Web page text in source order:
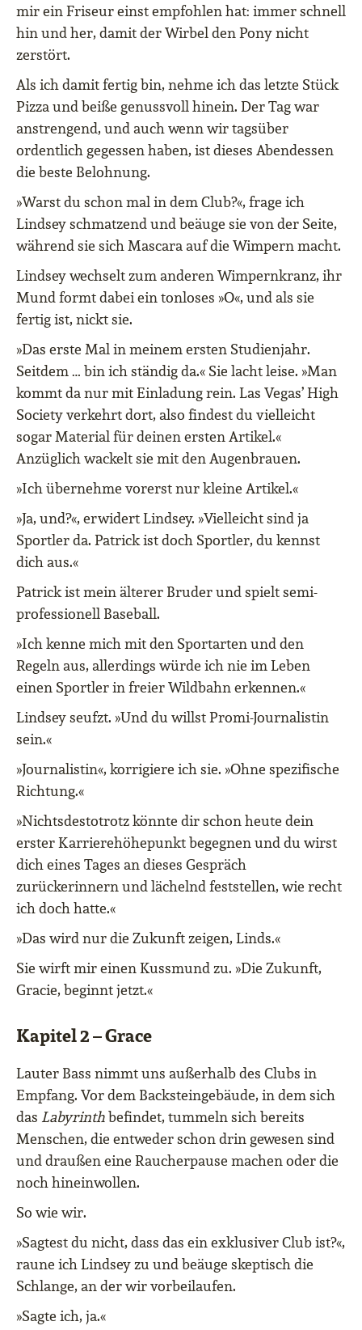
mir ein Friseur einst empfohlen hat: immer schnell
hin und her, damit der Wirbel den Pony nicht
zerstört.
Als ich damit fertig bin, nehme ich das letzte Stück
Pizza und beiße genussvoll hinein. Der Tag war
anstrengend, und auch wenn wir tagsüber
ordentlich gegessen haben, ist dieses Abendessen
die beste Belohnung.
»Warst du schon mal in dem Club?«, frage ich
Lindsey schmatzend und beäuge sie von der Seite,
während sie sich Mascara auf die Wimpern macht.
Lindsey wechselt zum anderen Wimpernkranz, ihr
Mund formt dabei ein tonloses »O«, und als sie
fertig ist, nickt sie.
»Das erste Mal in meinem ersten Studienjahr.
Seitdem … bin ich ständig da.« Sie lacht leise. »Man
kommt da nur mit Einladung rein. Las Vegas’ High
Society verkehrt dort, also findest du vielleicht
sogar Material für deinen ersten Artikel.«
Anzüglich wackelt sie mit den Augenbrauen.
»Ich übernehme vorerst nur kleine Artikel.«
»Ja, und?«, erwidert Lindsey. »Vielleicht sind ja
Sportler da. Patrick ist doch Sportler, du kennst
dich aus.«
Patrick ist mein älterer Bruder und spielt semi-
professionell Baseball.
»Ich kenne mich mit den Sportarten und den
Regeln aus, allerdings würde ich nie im Leben
einen Sportler in freier Wildbahn erkennen.«
Lindsey seufzt. »Und du willst Promi-Journalistin
sein.«
»Journalistin«, korrigiere ich sie. »Ohne spezifische
Richtung.«
»Nichtsdestotrotz könnte dir schon heute dein
erster Karrierehöhepunkt begegnen und du wirst
dich eines Tages an dieses Gespräch
zurückerinnern und lächelnd feststellen, wie recht
ich doch hatte.«
»Das wird nur die Zukunft zeigen, Linds.«
Sie wirft mir einen Kussmund zu. »Die Zukunft,
Gracie, beginnt jetzt.«
Kapitel 2 – Grace
Lauter Bass nimmt uns außerhalb des Clubs in
Empfang. Vor dem Backsteingebäude, in dem sich
das Labyrinthbefindet, tummeln sich bereits
Menschen, die entweder schon drin gewesen sind
und draußen eine Raucherpause machen oder die
noch hineinwollen.
So wie wir.
»Sagtest du nicht, dass das ein exklusiver Club ist?«,
raune ich Lindsey zu und beäuge skeptisch die
Schlange, an der wir vorbeilaufen.
»Sagte ich, ja.«